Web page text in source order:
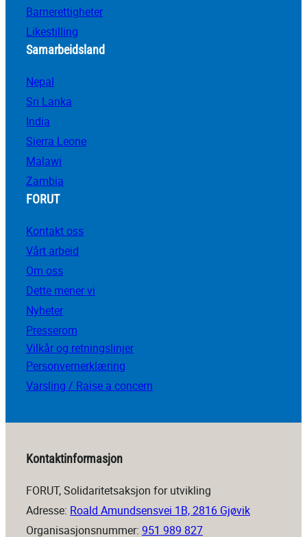
Barnerettigheter
Likestilling
Samarbeidsland
Nepal
Sri Lanka
India
Sierra Leone
Malawi
Zambia
FORUT
Kontakt oss
Vårt arbeid
Om oss
Dette mener vi
Nyheter
Presserom
Vilkår og retningslinjer
Personvernerklæring
Varsling / Raise a concern
Kontaktinformasjon
FORUT, Solidaritetsaksjon for utvikling
Adresse: Roald Amundsensvei 1B, 2816 Gjøvik
Organisasjonsnummer: 951 989 827